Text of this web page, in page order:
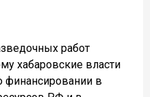
работ
хабаровские власти
в